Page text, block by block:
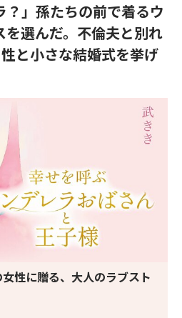
？」孫たちの前で着るウ
を選んだ。不倫夫と別れ
と小さな結婚式を挙げ
性に贈る、大人のラブスト